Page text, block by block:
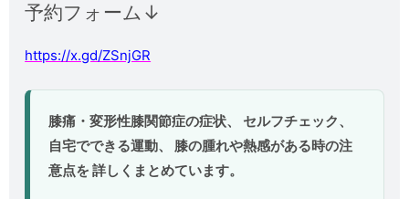
予約フォーム↓
https://x.gd/ZSnjGR
膝痛・変形性膝関節症の症状、 セルフチェック、
自宅でできる運動、 膝の腫れや熱感がある時の注
意点を 詳しくまとめています。